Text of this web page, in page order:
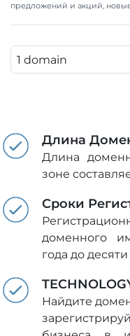
предложений и акций,
Длина
Длина
зоне
Сроки
доменного
года до десяти
Найдите